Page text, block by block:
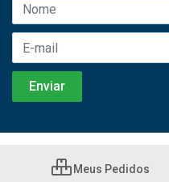
Meus Pedidos